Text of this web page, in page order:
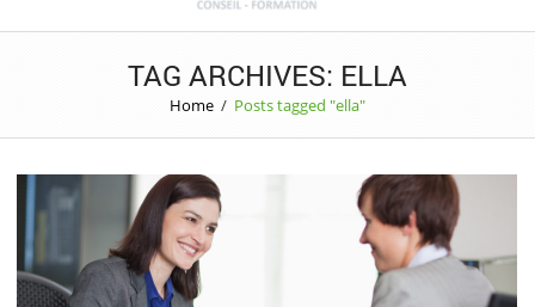
TAG ARCHIVES: ELLA
Home / Posts tagged "ella"